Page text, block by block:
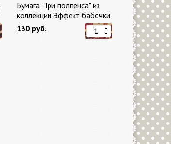
Бумага "Три полпенса" из
коллекции Эффект бабочки
"Butterfly Effect"
130 руб.